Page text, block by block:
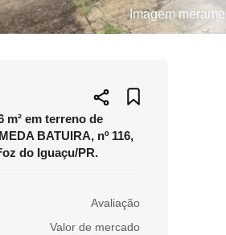
Imagem
m² em terreno de
BATUIRA, nº 116,
do Iguaçu/PR.
Avaliação
Valor de mercado